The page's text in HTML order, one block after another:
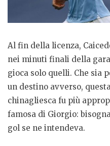
Al fin della licenza,
nei minuti finali della gara
gioca solo quelli. Che sia
un destino avverso,
chinagliesca fu più
famosa di Giorgio:
gol se ne intendeva.